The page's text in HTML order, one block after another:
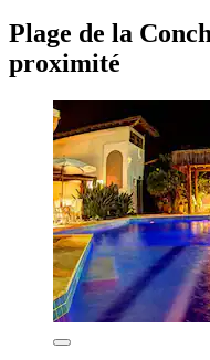
Plage de la
proximité